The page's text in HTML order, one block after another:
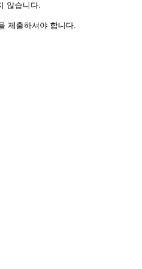
않습니다.
제출하셔야 합니다.